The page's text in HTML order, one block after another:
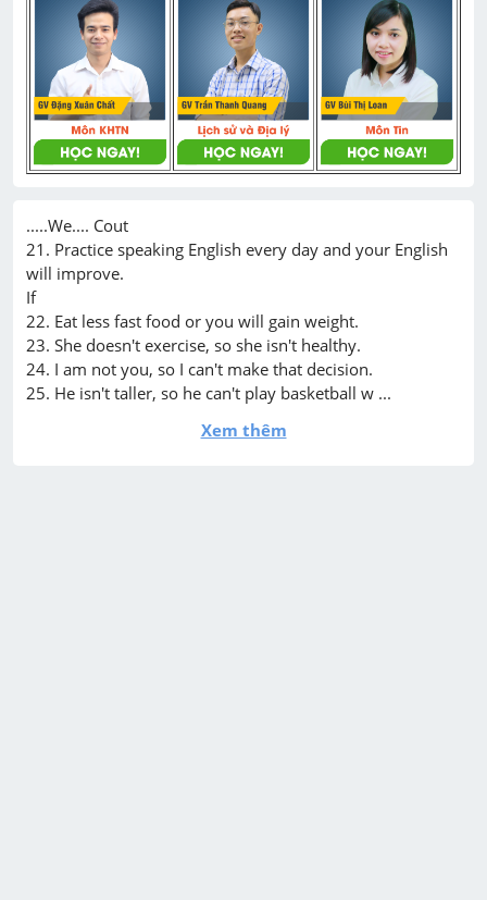
.....We.... Cout
21. Practice speaking English every day and your English
will improve.
If
22. Eat less fast food or you will gain weight.
23. She doesn't exercise, so she isn't healthy.
24. I am not you, so I can't make that decision.
25. He isn't taller, so he can't play basketball w ...
Xem thêm